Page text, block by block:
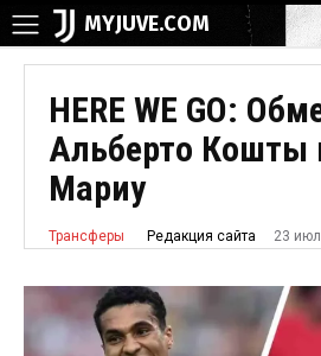
MYJUVE.COM
HERE WE GO:
Альберто Кошты
Мариу
Трансферы Редакция сайта 23